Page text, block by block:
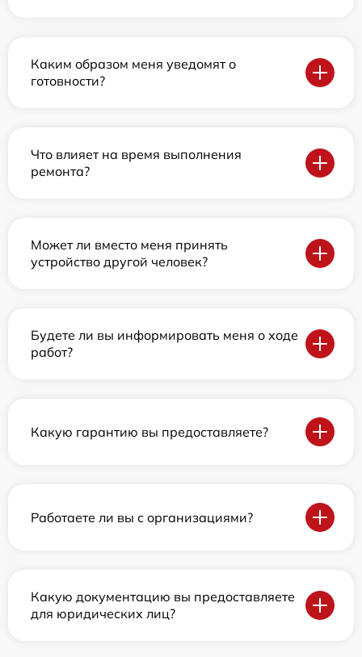
Каким образом меня уведомят о
готовности?
Что влияет на время выполнения
ремонта?
Может ли вместо меня принять
устройство другой человек?
Будете ли вы информировать меня о ходе
работ?
Какую гарантию вы предоставляете?
Работаете ли вы с организациями?
Какую документацию вы предоставляете
для юридических лиц?